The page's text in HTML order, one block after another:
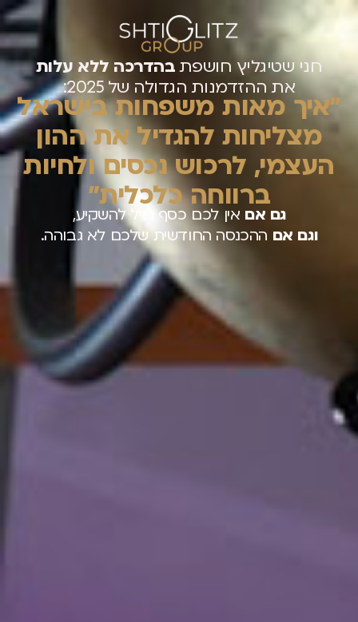
חני שטיגליץ חושפת בהדרכה ללא עלות
את ההזדמנות הגדולה של 2025:
״איך מאות משפחות בישראל
מצליחות להגדיל את ההון
העצמי, לרכוש נכסים ולחיות
ברווחה כלכלית״
גם אם אין לכם כסף נזיל להשקיע,
וגם אםההכנסה החודשית שלכם לא גבוהה.